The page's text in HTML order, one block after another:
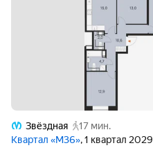
Звёздная
17 мин.
Квартал «М36», 1 квартал 2029